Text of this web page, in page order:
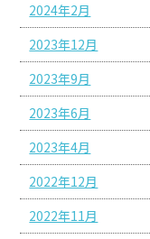
2024年2月
2023年12月
2023年9月
2023年6月
2023年4月
2022年12月
2022年11月